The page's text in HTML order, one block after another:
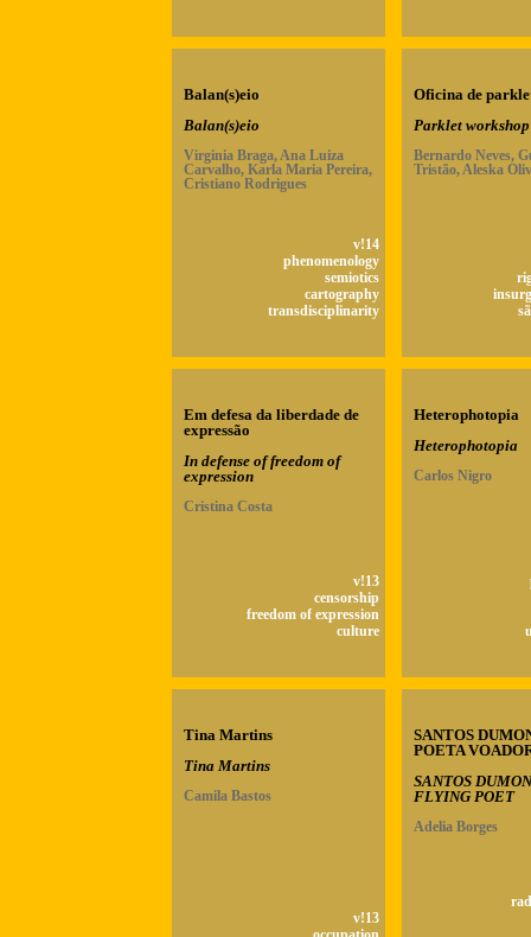
Balan(s)eio
Balan(s)eio
Virginia Braga, Ana Luiza
Carvalho, Karla Maria Pereira,
Cristiano Rodrigues
v!14
phenomenology
semiotics
cartography
transdisciplinarity
Oficina de
Parklet workshop
Bernardo Neves,
Tristão, Aleska
Em defesa da liberdade de
expressão
In defense of freedom of
expression
Cristina Costa
v!13
censorship
freedom of expression
culture
Heterophotopia
Heterophotopia
Carlos Nigro
Tina Martins
Tina Martins
Camila Bastos
v!13
SANTOS
POETA
SANTOS
FLYING POET
Adelia Borges